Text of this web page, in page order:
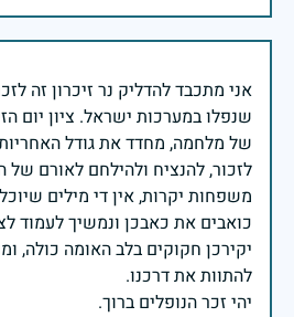
אני מתכבד להדליק נר זיכרון זה
שנפלו במערכות ישראל. ציון יום
של מלחמה, מחדד את גודל
משפחות יקרות, אין די מילים
כואבים את כאבכן ונמשיך לעמוד
יקירכן חקוקים בלב האומה כולה,
יהי זכר הנופלים ברוך.